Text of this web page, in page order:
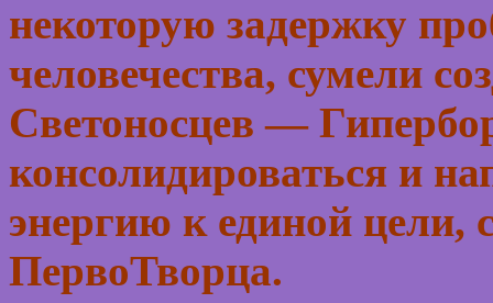
некоторую задержку
человечества, сумели
Светоносцев —
консолидироваться и
энергию к единой цели,
ПервоТворца.